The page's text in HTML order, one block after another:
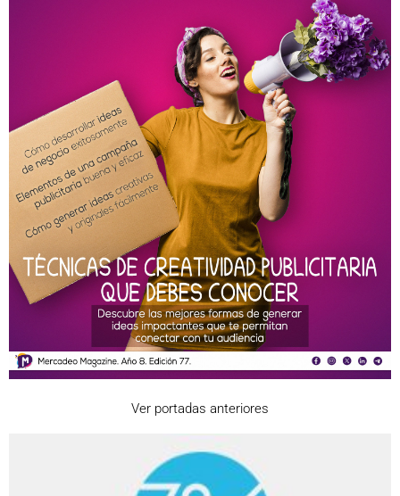
Ver portadas anteriores